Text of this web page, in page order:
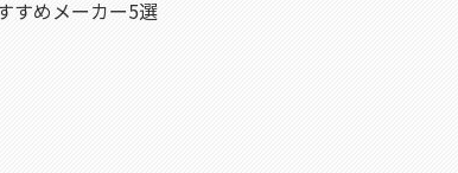
すめメーカー5選